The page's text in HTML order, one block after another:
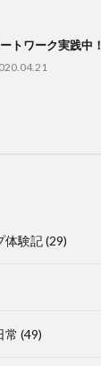
トワーク実践中！
体験記(29)
常 (49)